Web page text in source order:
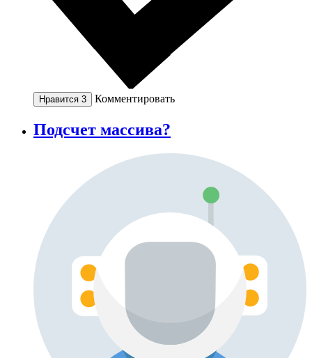
Нравится 3 Комментировать
Подсчет массива?